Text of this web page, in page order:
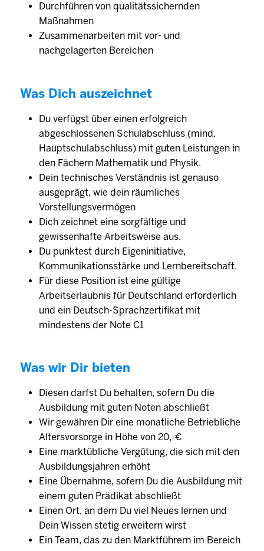
Durchführen von qualitätssichernden
Maßnahmen
Zusammenarbeiten mit vor- und
nachgelagerten Bereichen
Was Dich auszeichnet
Du verfügst über einen erfolgreich
abgeschlossenen Schulabschluss (mind.
Hauptschulabschluss) mit guten Leistungen in
den Fächern Mathematik und Physik.
Dein technisches Verständnis ist genauso
ausgeprägt, wie dein räumliches
Vorstellungsvermögen
Dich zeichnet eine sorgfältige und
gewissenhafte Arbeitsweise aus.
Du punktest durch Eigeninitiative,
Kommunikationsstärke und Lernbereitschaft.
Für diese Position ist eine gültige
Arbeitserlaubnis für Deutschland erforderlich
und ein Deutsch-Sprachzertifikat mit
mindestens der Note C1
Was wir Dir bieten
Diesen darfst Du behalten, sofern Du die
Ausbildung mit guten Noten abschließt
Wir gewähren Dir eine monatliche Betriebliche
Altersvorsorge in Höhe von 20,-€
Eine marktübliche Vergütung, die sich mit den
Ausbildungsjahren erhöht
Eine Übernahme, sofern Du die Ausbildung mit
einem guten Prädikat abschließt
Einen Ort, an dem Du viel Neues lernen und
Dein Wissen stetig erweitern wirst
Ein Team, das zu den Marktführern im Bereich